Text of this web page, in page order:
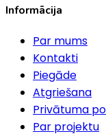
Informācija
Par mums
Kontakti
Piegāde
Atgriešana
Privātuma
Par projektu